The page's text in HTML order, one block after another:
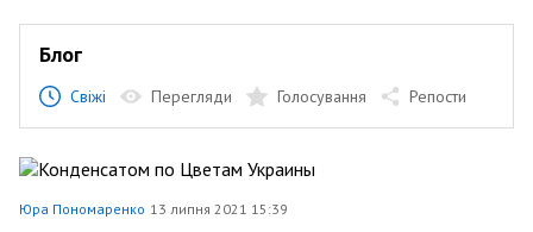
Блог
Свіжі Перегляди Голосування Репости
Юра Пономаренко 13 липня 2021 15:39